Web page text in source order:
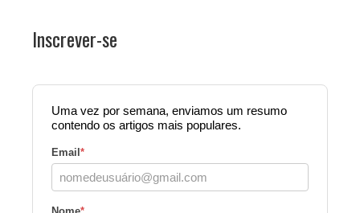
Inscrever-se
Uma vez por semana, enviamos um resumo
contendo os artigos mais populares.
Email *